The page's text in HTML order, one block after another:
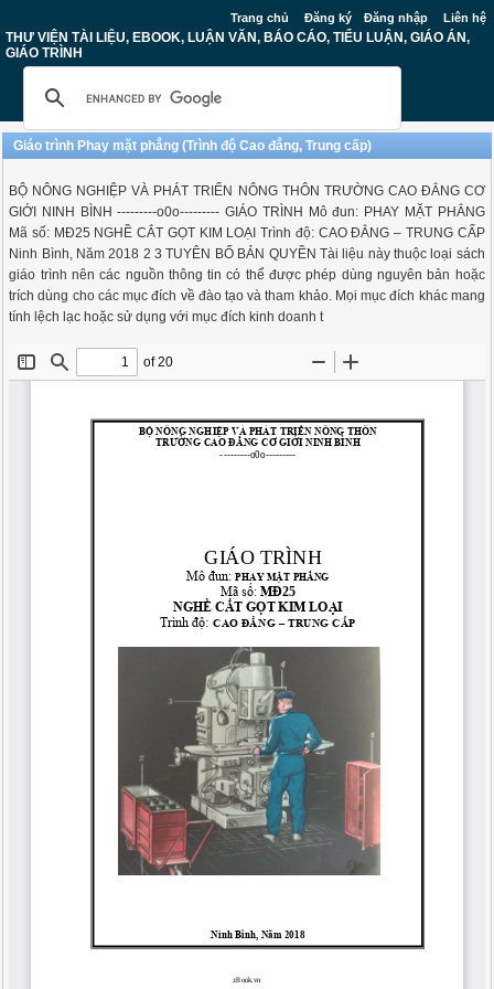
Trang chủ Đăng ký Đăng nhập Liên hệ
THƯ VIỆN TÀI LIỆU, EBOOK, LUẬN VĂN, BÁO CÁO, TIỂU LUẬN, GIÁO ÁN,
GIÁO TRÌNH
Giáo trình Phay mặt phẳng (Trình độ Cao đẳng, Trung cấp)
BỘ NÔNG NGHIỆP VÀ PHÁT TRIỂN NÔNG THÔN TRƯỜNG CAO ĐẲNG CƠ
GIỚI NINH BÌNH ---------o0o--------- GIÁO TRÌNH Mô đun: PHAY MẶT PHẲNG
Mã số: MĐ25 NGHỀ CẮT GỌT KIM LOẠI Trình độ: CAO ĐẲNG – TRUNG CẤP
Ninh Bình, Năm 2018 2 3 TUYÊN BỐ BẢN QUYỀN Tài liệu này thuộc loại sách
giáo trình nên các nguồn thông tin có thể được phép dùng nguyên bản hoặc
trích dùng cho các mục đích về đào tạo và tham khảo. Mọi mục đích khác mang
tính lệch lạc hoặc sử dụng với mục đích kinh doanh t